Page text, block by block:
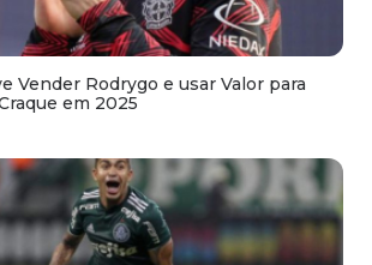
Vender Rodrygo e usar Valor para
em 2025